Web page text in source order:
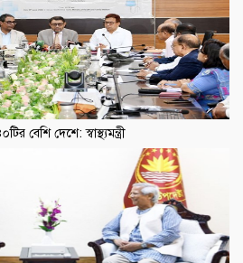
বেশি দেশে: স্বাস্থ্যমন্ত্রী